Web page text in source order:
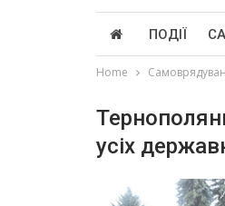
ПОДІЇ
Home
усіх